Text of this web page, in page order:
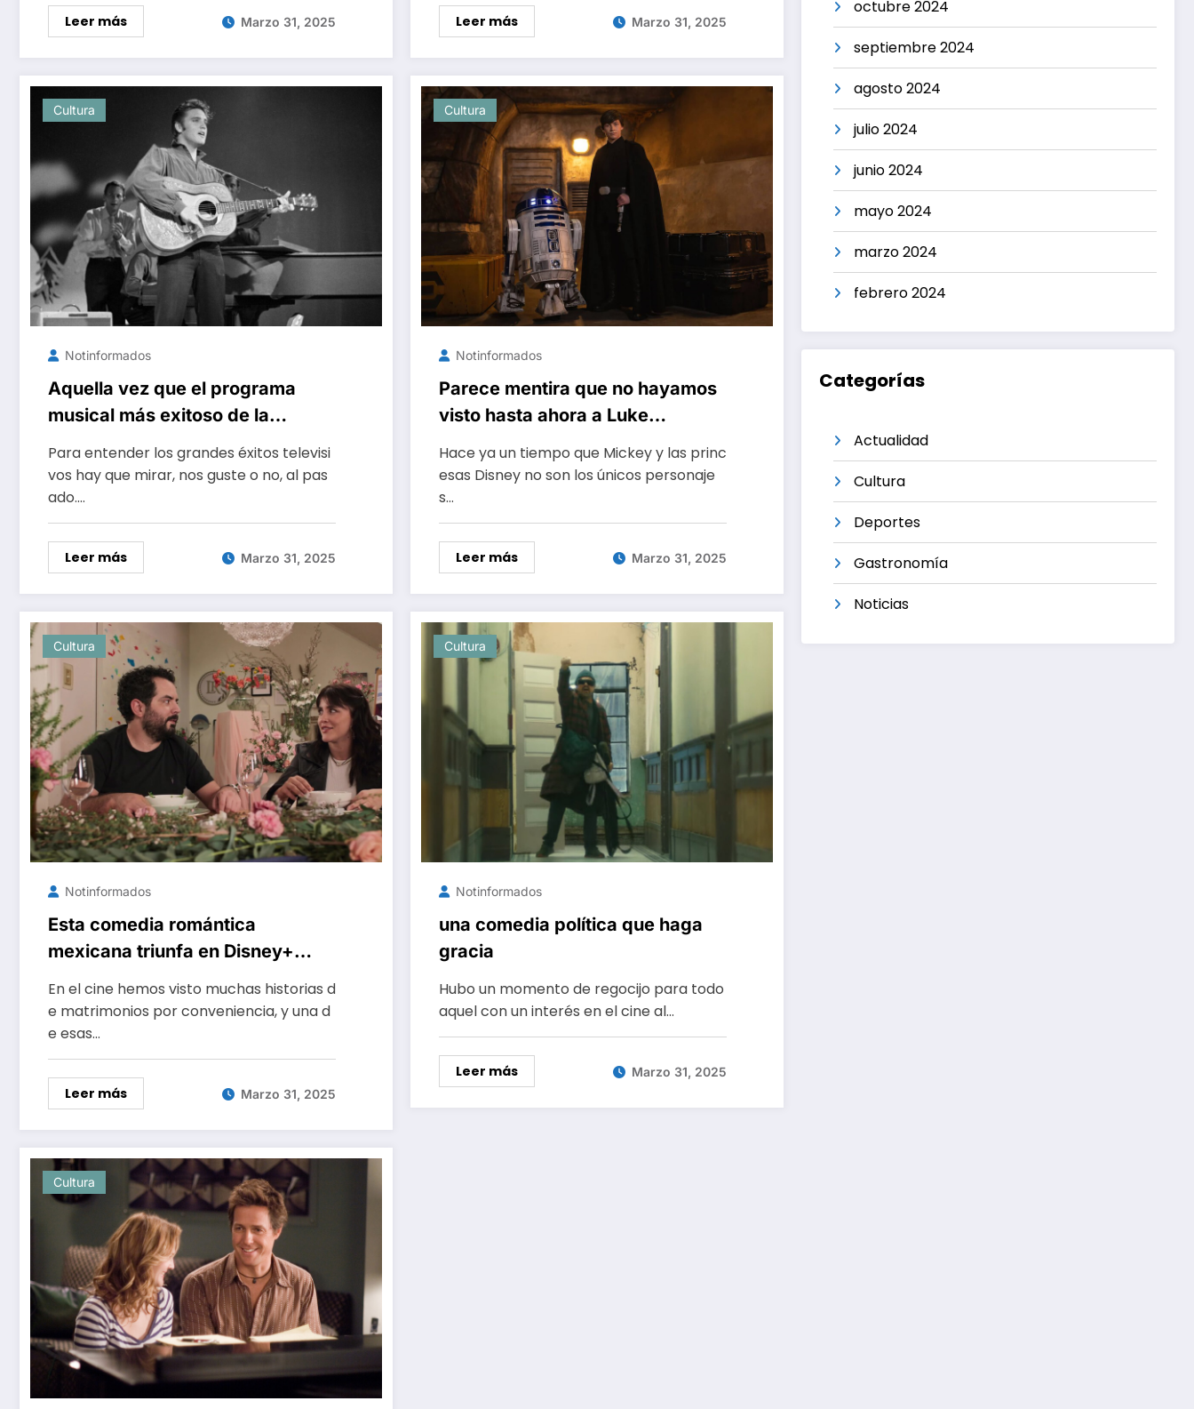
Leer más Marzo 31, 2025 Leer más Marzo 31, 2025
Cultura
Notinformados
Aquella vez que el programa
musical más exitoso de la
televisión echó de su casting a
Elvis Presley
Para entender los grandes éxitos televisi
vos hay que mirar, nos guste o no, al pas
ado.…
Leer más Marzo 31, 2025
Cultura
Notinformados
Parece mentira que no hayamos
visto hasta ahora a Luke
Skywalker en Disneyland, pero el
parque se toma muy en serio su
cronología
Hace ya un tiempo que Mickey y las princ
esas Disney no son los únicos personaje
s…
Leer más Marzo 31, 2025
Cultura
Notinformados
Esta comedia romántica
mexicana triunfa en Disney+
dándole un giro al cliché de las
películas de bodas
En el cine hemos visto muchas historias d
e matrimonios por conveniencia, y una d
e esas…
Leer más Marzo 31, 2025
Cultura
Notinformados
una comedia política que haga
gracia
Hubo un momento de regocijo para todo
aquel con un interés en el cine al…
Leer más Marzo 31, 2025
Cultura
octubre 2024
septiembre 2024
agosto 2024
julio 2024
junio 2024
mayo 2024
marzo 2024
febrero 2024
Categorías
Actualidad
Cultura
Deportes
Gastronomía
Noticias